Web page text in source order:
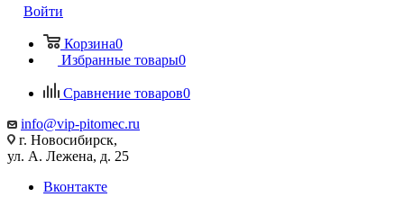
Войти
Корзина0
Избранные товары0
Сравнение товаров0
info@vip-pitomec.ru
г. Новосибирск,
ул. А. Лежена, д. 25
Вконтакте